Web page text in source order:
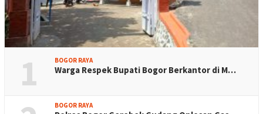
1 BOGOR RAYA
Warga Respek Bupati Bogor Berkantor di M…
BOGOR RAYA